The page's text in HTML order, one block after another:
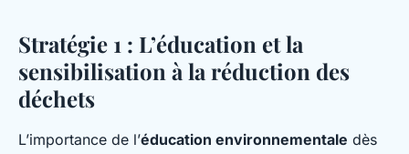
Stratégie 1 : L’éducation et la
sensibilisation à la réduction des
déchets
L’importance de l’éducation environnementale dès